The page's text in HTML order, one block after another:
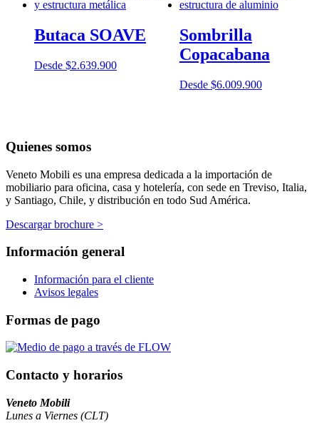
Butaca SOAVE
Desde $2.639.900
Sombrilla
Copacabana
Desde $6.009.900
Quienes somos
Veneto Mobili es una empresa dedicada a la importación de
mobiliario para oficina, casa y hotelería, con sede en Treviso, Italia,
y Santiago, Chile, y distribución en todo Sud América.
Descargar brochure >
Información general
Información para el cliente
Avisos legales
Formas de pago
Contacto y horarios
Veneto Mobili
Lunes a Viernes (CLT)